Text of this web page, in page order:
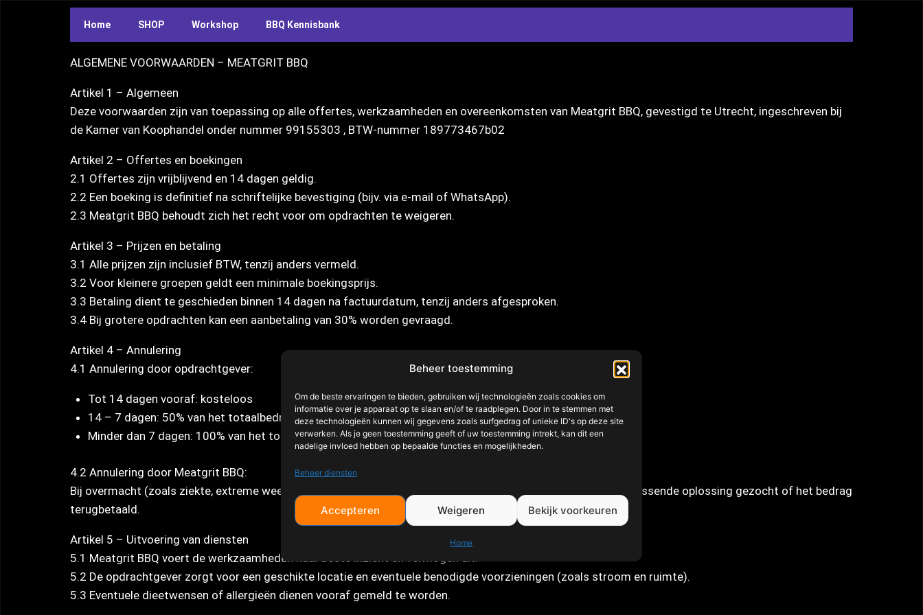
Beheer toestemming
Om de beste ervaringen te bieden, gebruiken wij technologieën zoals cookies om
informatie over je apparaat op te slaan en/of te raadplegen. Door in te stemmen met
deze technologieën kunnen wij gegevens zoals surfgedrag of unieke ID's op deze site
verwerken. Als je geen toestemming geeft of uw toestemming intrekt, kan dit een
nadelige invloed hebben op bepaalde functies en mogelijkheden.
Beheer diensten
Accepteren Weigeren Bekijk voorkeuren
Home
Home SHOP Workshop BBQ Kennisbank
ALGEMENE VOORWAARDEN – MEATGRIT BBQ
Artikel 1 – Algemeen
Deze voorwaarden zijn van toepassing op alle offertes, werkzaamheden en overeenkomsten van Meatgrit BBQ, gevestigd te Utrecht, ingeschreven bij
de Kamer van Koophandel onder nummer 99155303 , BTW-nummer 189773467b02
Artikel 2 – Offertes en boekingen
2.1 Offertes zijn vrijblijvend en 14 dagen geldig.
2.2 Een boeking is definitief na schriftelijke bevestiging (bijv. via e-mail of WhatsApp).
2.3 Meatgrit BBQ behoudt zich het recht voor om opdrachten te weigeren.
Artikel 3 – Prijzen en betaling
3.1 Alle prijzen zijn inclusief BTW, tenzij anders vermeld.
3.2 Voor kleinere groepen geldt een minimale boekingsprijs.
3.3 Betaling dient te geschieden binnen 14 dagen na factuurdatum, tenzij anders afgesproken.
3.4 Bij grotere opdrachten kan een aanbetaling van 30% worden gevraagd.
Artikel 4 – Annulering
4.1 Annulering door opdrachtgever:
Tot 14 dagen vooraf: kosteloos
14 – 7 dagen: 50% van het totaalbedrag
Minder dan 7 dagen: 100% van het totaalbedrag
4.2 Annulering door Meatgrit BBQ:
Bij overmacht (zoals ziekte, extreme weersomstandigheden of technische problemen) wordt in overleg een passende oplossing gezocht of het bedrag
terugbetaald.
Artikel 5 – Uitvoering van diensten
5.1 Meatgrit BBQ voert de werkzaamheden naar beste inzicht en vermogen uit.
5.2 De opdrachtgever zorgt voor een geschikte locatie en eventuele benodigde voorzieningen (zoals stroom en ruimte).
5.3 Eventuele dieetwensen of allergieën dienen vooraf gemeld te worden.